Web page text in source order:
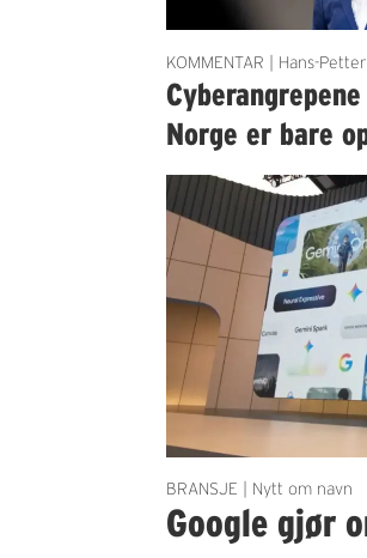
KOMMENTAR | Hans-
Norge er bare
BRANSJE | Nytt om navn
Google gjør